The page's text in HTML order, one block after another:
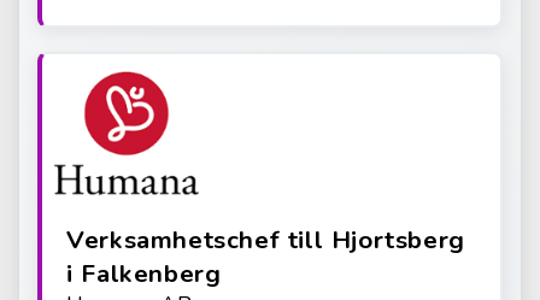
Verksamhetschef till Hjortsberg
i Falkenberg